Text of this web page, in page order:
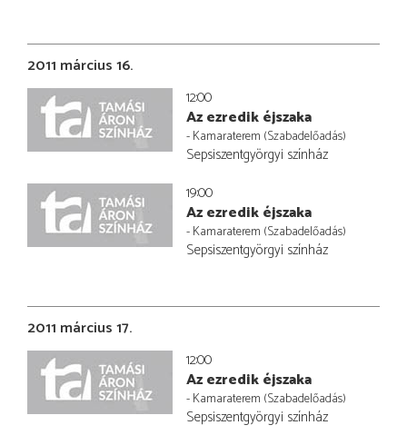
2011 március 16.
12:00
Az ezredik éjszaka
- Kamaraterem (Szabadelőadás)
Sepsiszentgyörgyi színház
19:00
Az ezredik éjszaka
- Kamaraterem (Szabadelőadás)
Sepsiszentgyörgyi színház
2011 március 17.
12:00
Az ezredik éjszaka
- Kamaraterem (Szabadelőadás)
Sepsiszentgyörgyi színház